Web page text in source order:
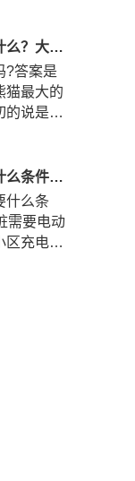
大熊猫的天敌是什么？大熊猫的战斗力到底有多强？
?答案是
猫最大的
的说是四
充电桩安装需要什么条件？安装充电桩需要什么手续？
什么条
需要电动
区充电使